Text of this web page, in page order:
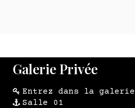
Galerie Privée
Entrez dans la galerie
Salle 01